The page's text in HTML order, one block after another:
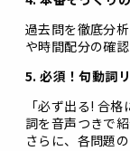
過去問を徹底分
や時間配分の確
5. 必須！句動詞
「必ず出る! 合
詞を音声つきで紹
さらに、各問題